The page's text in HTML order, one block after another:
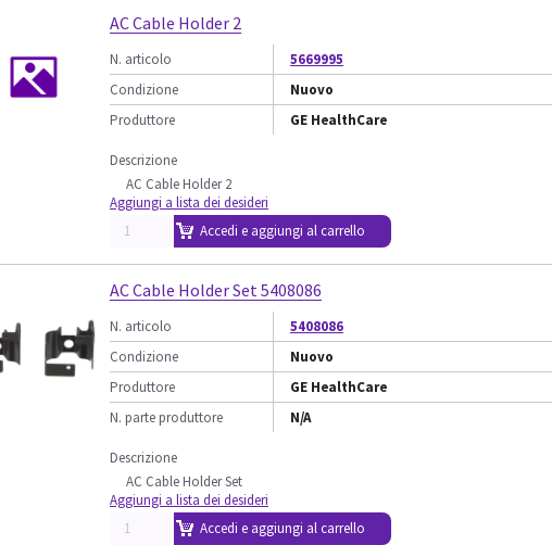
AC Cable Holder 2
N. articolo
5669995
Condizione
Nuovo
Produttore
GE HealthCare
Descrizione
AC Cable Holder 2
Aggiungi a lista dei desideri
Accedi e aggiungi al carrello
AC Cable Holder Set 5408086
N. articolo
5408086
Condizione
Nuovo
Produttore
GE HealthCare
N. parte produttore
N/A
Descrizione
AC Cable Holder Set
Aggiungi a lista dei desideri
Accedi e aggiungi al carrello